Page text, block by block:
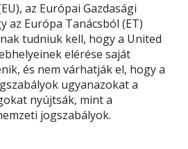
az Európai Gazdasági
az Európa Tanácsból (ET)
tudniuk kell, hogy a United
elérése saját
és nem várhatják el, hogy a
ugyanazokat a
nyújtsák, mint a
jogszabályok.